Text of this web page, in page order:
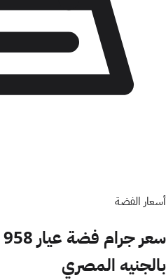
أسعار الفضة
بالجنيه المصري